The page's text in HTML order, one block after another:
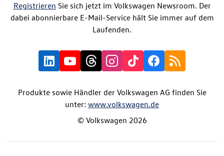
Registrieren Sie sich jetzt im Volkswagen Newsroom. Der
dabei abonnierbare E-Mail-Service hält Sie immer auf dem
Laufenden.
Produkte sowie Händler der Volkswagen AG finden Sie
unter: www.volkswagen.de
© Volkswagen 2026